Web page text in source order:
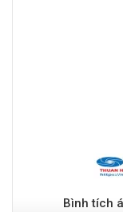
Bình tích